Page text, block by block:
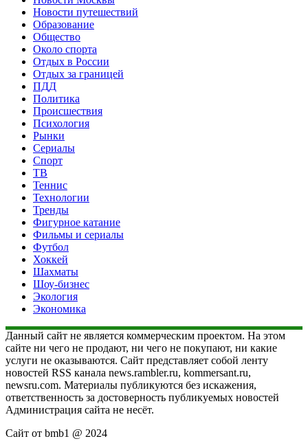
Новости путешествий
Образование
Общество
Около спорта
Отдых в России
Отдых за границей
ПДД
Политика
Происшествия
Психология
Рынки
Сериалы
Спорт
ТВ
Теннис
Технологии
Тренды
Фигурное катание
Фильмы и сериалы
Футбол
Хоккей
Шахматы
Шоу-бизнес
Экология
Экономика
Данный сайт не является коммерческим проектом. На этом
сайте ни чего не продают, ни чего не покупают, ни какие
услуги не оказываются. Сайт представляет собой ленту
новостей RSS канала news.rambler.ru, kommersant.ru,
newsru.com. Материалы публикуются без искажения,
ответственность за достоверность публикуемых новостей
Администрация сайта не несёт.
Сайт от bmb1 @ 2024